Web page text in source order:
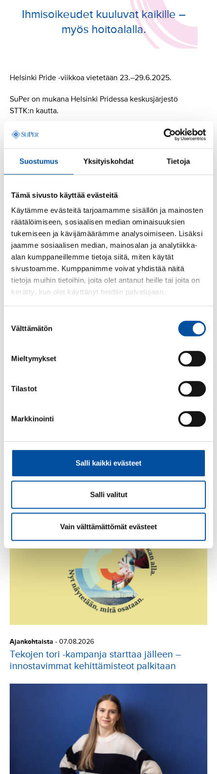
Suostumus Yksityiskohdat Tietoja
Tämä sivusto käyttää evästeitä
Käytämme evästeitä tarjoamamme sisällön ja mainosten
räätälöimiseen, sosiaalisen median ominaisuuksien
tukemiseen ja kävijämäärämme analysoimiseen. Lisäksi
jaamme sosiaalisen median, mainosalan ja analytiikka-
alan kumppaneillemme tietoja siitä, miten käytät
sivustoamme. Kumppanimme voivat yhdistää näitä
tietoja muihin tietoihin, joita olet antanut heille tai joita on
kerätty, kun olet käyttänyt heidän palvelujaan.
valinta
Välttämätön
Mieltymykset
Tilastot
Markkinointi
Salli kaikki evästeet
Salli valitut
Vain välttämättömät evästeet
Ihmisoikeudet kuuluvat kaikille –
myös hoitoalalla.
Helsinki Pride -viikkoa vietetään 23.–29.6.2025.
SuPer on mukana Helsinki Pridessa keskusjärjestö
STTK:n kautta.
STTK marssii lauantaina 28.6. yhdessä SAK:n ja Akavan
kanssa yhdenvertaisemman työelämän puolesta
kävelyblokissa 8. Tervetuloa mukaan! Torille
työelämätapahtuman DEI vai EI? Lue lisää
tapahtumasta:DEI vai ei? Pride-viikon
työelämätapahtuma – STTK
Tarja Jouppi SuPerin talous- ja
henkilöstöjohtajaksi
Ajankohtaista - 07.08.2026
Tekojen tori -kampanja starttaa jälleen –
innostavimmat kehittämisteot palkitaan